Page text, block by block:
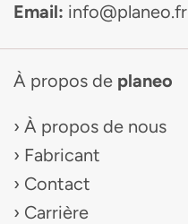
Email: info@planeo.fr
À propos de planeo
À propos de nous
Fabricant
Contact
Carrière